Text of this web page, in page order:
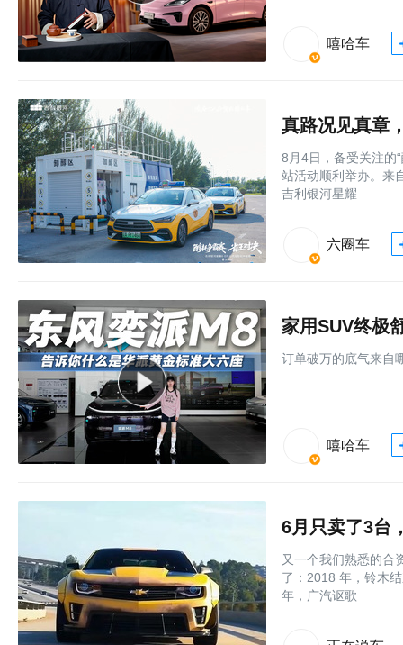
嘻哈车
8月4日，备受关注的
站活动顺利举办。来
吉利银河星耀
六圈车
家用SUV终极
订单破万的底气来自
嘻哈车
6月只卖了3台
又一个我们熟悉的合
了：2018 年，铃木
年，广汽讴歌